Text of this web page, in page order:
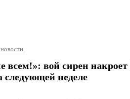
всем!»: вой сирен
следующей неделе